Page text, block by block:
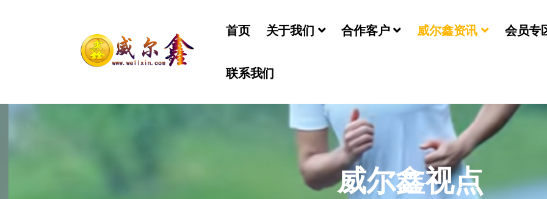
首页 关于我们 合作客户 威尔鑫资讯 会员专
联系我们
威尔鑫视点